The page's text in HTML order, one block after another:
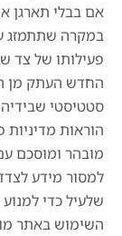
אם בבלי תארגן
במקרה שתתמזג
פעילותו של צד
החדש העתק מן
סטטיסטי
הוראות מדיניות
מובהר ומוסכם
למסור מידע
שלעיל כדי
השימוש באתר